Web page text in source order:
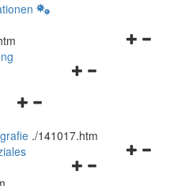
Navigationsmenü
Navigationsmenü
und
schließen
./141017.htm
Navigationsmenü